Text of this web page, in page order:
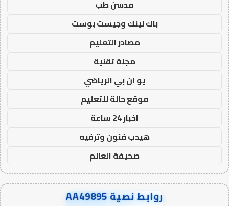
مدسن طب
باك لينك وجيست بوست
مصادر التعليم
مجلة تقنية
يو ان بي الرياضي
موقع حالة للتعليم
اخبار 24 ساعة
هيدب فنون وترفيه
صحيفة العالم
روابط نصية AA49895